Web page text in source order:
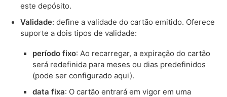
este depósito.
Validade: define a validade do cartão emitido. Oferece
suporte a dois tipos de validade:
período fixo: Ao recarregar, a expiração do cartão
será redefinida para meses ou dias predefinidos
(pode ser configurado aqui).
data fixa: O cartão entrará em vigor em uma